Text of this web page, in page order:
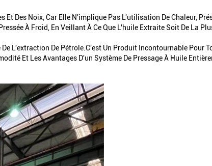
Et Des Noix, Car Elle N'implique Pas L'utilisation De Chaleur,
À Froid, En Veillant À Ce Que L'huile Extraite Soit De La
L'extraction De Pétrole.C'est Un Produit Incontournable Pour
Et Les Avantages D'un Système De Pressage À Huile